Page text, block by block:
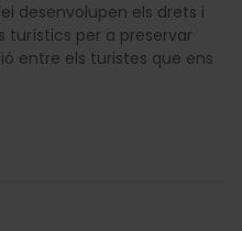
desenvolupen els drets i
turístics per a preservar
entre els turistes que ens